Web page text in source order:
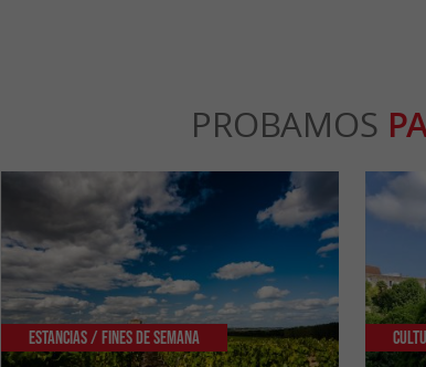
PROBAMOS
Estancias / Fines de Semana